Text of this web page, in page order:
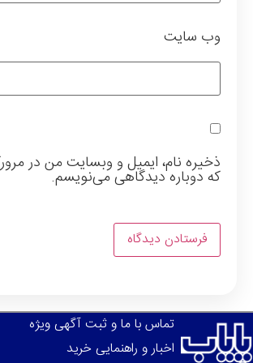
وب‌ سایت
ذخیره نام، ایمیل و وبسایت من در
که دوباره دیدگاهی می‌نویسم.
تماس با ما و ثبت آگهی ویژه
اخبار و راهنمایی خرید